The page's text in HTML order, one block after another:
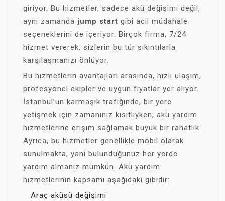
giriyor. Bu hizmetler, sadece akü değişimi değil,
aynı zamanda jump start gibi acil müdahale
seçeneklerini de içeriyor. Birçok firma, 7/24
hizmet vererek, sizlerin bu tür sıkıntılarla
karşılaşmanızı önlüyor.
Bu hizmetlerin avantajları arasında, hızlı ulaşım,
profesyonel ekipler ve uygun fiyatlar yer alıyor.
İstanbul’un karmaşık trafiğinde, bir yere
yetişmek için zamanınız kısıtlıyken, akü yardım
hizmetlerine erişim sağlamak büyük bir rahatlık.
Ayrıca, bu hizmetler genellikle mobil olarak
sunulmakta, yani bulunduğunuz her yerde
yardım almanız mümkün. Akü yardım
hizmetlerinin kapsamı aşağıdaki gibidir:
Araç aküsü değişimi